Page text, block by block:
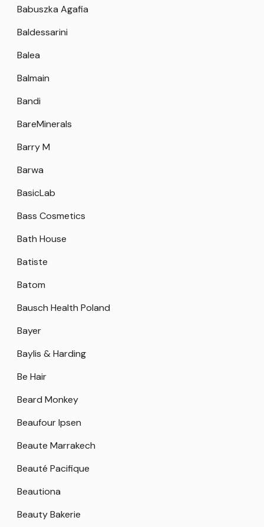
Babuszka Agafia
Baldessarini
Balea
Balmain
Bandi
BareMinerals
Barry M
Barwa
BasicLab
Bass Cosmetics
Bath House
Batiste
Batom
Bausch Health Poland
Bayer
Baylis & Harding
Be Hair
Beard Monkey
Beaufour Ipsen
Beaute Marrakech
Beauté Pacifique
Beautiona
Beauty Bakerie